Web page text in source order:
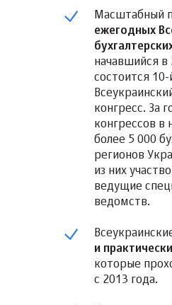
Масштабный
ежегодных
начавшийся в
состоится
конгресс. За
конгрессов в
более 5 000
регионов
из них
ведущие
ведомств.
и
которые
с 2013 года.